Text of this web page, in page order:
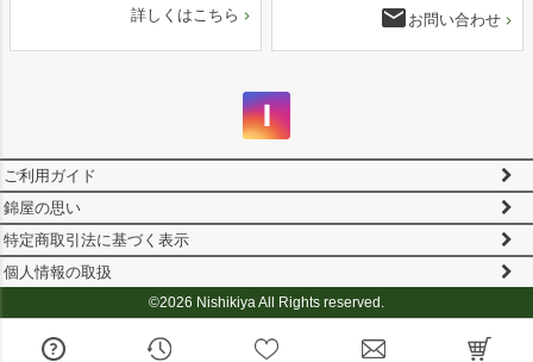
詳しくはこちら email お問い合わせ
ご利用ガイド
錦屋の思い
特定商取引法に基づく表示
個人情報の取扱
©2026 Nishikiya All Rights reserved.